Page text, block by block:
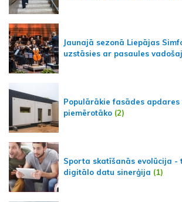
Jaunajā sezonā Liepājas
uzstāsies ar pasaules
Populārākie fasādes
piemērotāko (2)
Sporta skatīšanās evolūcija -
digitālo datu sinerģija (1)